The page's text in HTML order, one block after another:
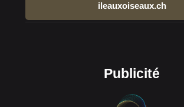
ileauxoiseaux.ch
Publicité